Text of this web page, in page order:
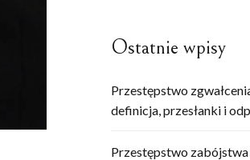
Ostatnie wpisy
Przestępstwo
definicja, przesłanki i
Przestępstwo